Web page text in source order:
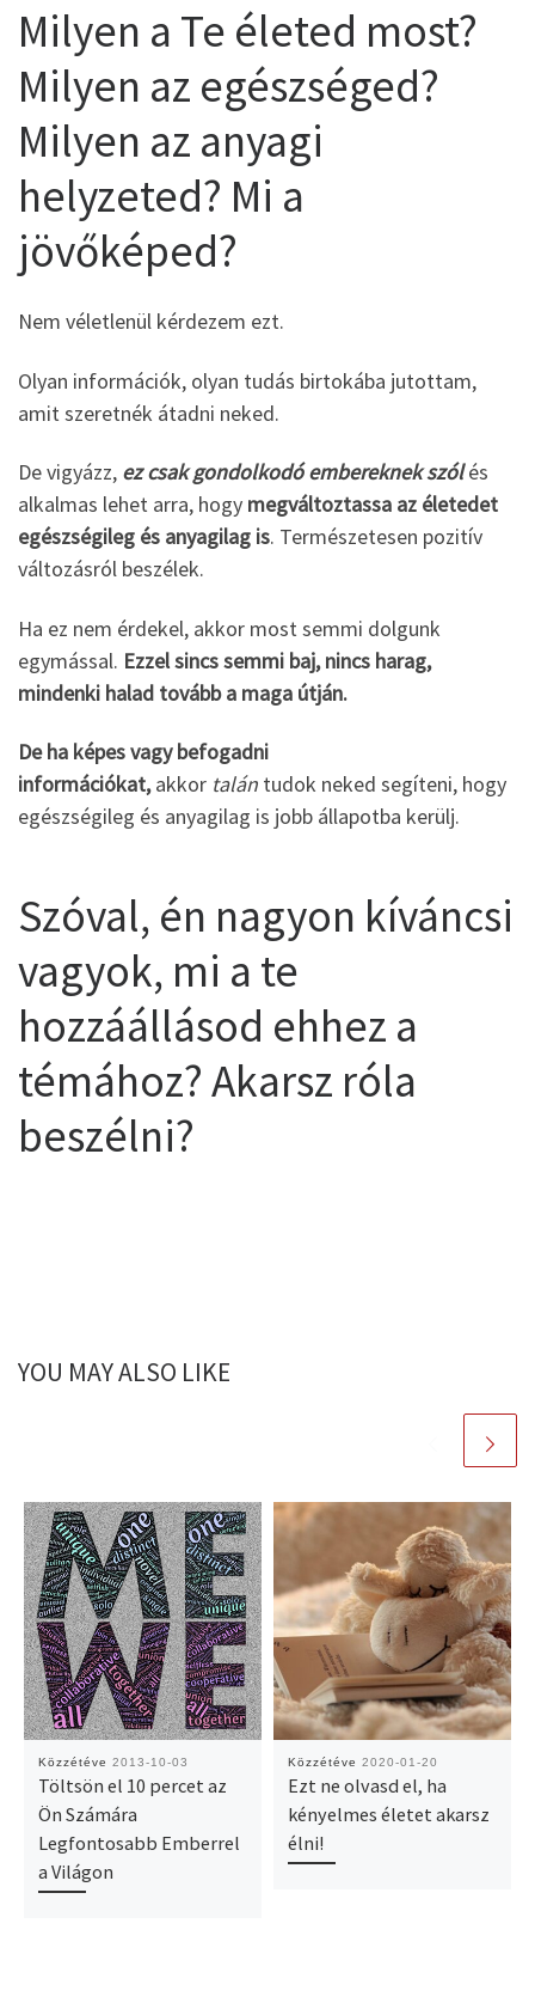
Milyen a Te életed most?
Milyen az egészséged?
Milyen az anyagi
helyzeted? Mi a
jövőképed?
Nem véletlenül kérdezem ezt.
Olyan információk, olyan tudás birtokába jutottam,
amit szeretnék átadni neked.
De vigyázz, ez csak gondolkodó embereknek szólés
alkalmas lehet arra, hogy megváltoztassa az életedet
egészségileg és anyagilag is. Természetesen pozitív
változásról beszélek.
Ha ez nem érdekel, akkor most semmi dolgunk
egymással. Ezzel sincs semmi baj, nincs harag,
mindenki halad tovább a maga útján.
De ha képes vagy befogadni
információkat,akkor talán tudok neked segíteni, hogy
egészségileg és anyagilag is jobb állapotba kerülj.
Szóval, én nagyon kíváncsi
vagyok, mi a te
hozzáállásod ehhez a
témához? Akarsz róla
beszélni?
YOU MAY ALSO LIKE
Közzétéve 2013-10-03
Töltsön el 10 percet az
Ön Számára
Legfontosabb Emberrel
a Világon
Közzétéve 2020-01-20
Ezt ne olvasd el, ha
kényelmes életet akarsz
élni!